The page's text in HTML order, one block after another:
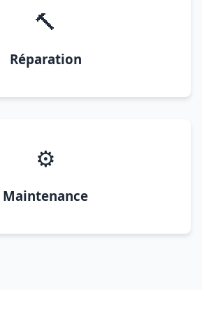
🔨
Réparation
⚙️
Maintenance